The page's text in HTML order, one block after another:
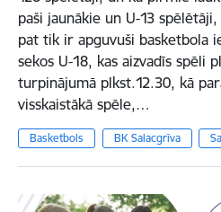
paši jaunākie un U-13
pat tik ir apguvuši basketbola
sekos U-18, kas aizvadīs spēli
turpinājumā plkst.12.30, kā
visskaistākā spēle,…
Basketbols BK Salacgrīva